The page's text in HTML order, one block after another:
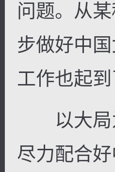
问题。从
步做好中
工作也起
以大局为
尽力配合